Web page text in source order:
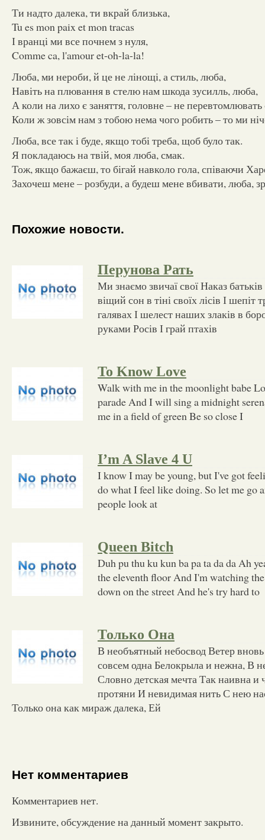
Ти надто далека, ти вкрай близька,
Tu es mon paix et mon tracas
І вранці ми все почнем з нуля,
Comme ca, l'amour et-oh-la-la!
Люба, ми нероби, й це не лінощі, а стиль, люба,
Навіть на плювання в стелю нам шкода зусилль, люба,
А коли на лихо є заняття, головне – не перевтомлювать
Коли ж зовсім нам з тобою нема чого робить – то ми
Люба, все так і буде, якщо тобі треба, щоб було так.
Я покладаюсь на твій, моя люба, смак.
Тож, якщо бажаєш, то бігай навколо гола, співаючи
Захочеш мене – розбуди, а будеш мене вбивати, люба,
Похожие новости.
Перунова Рать
Ми знаємо звичаї свої Наказ батьків
віщий сон в тіні своїх лісів І шепіт
галявах І шелест наших злаків в
руками Росів І грай птахів
To Know Love
Walk with me in the moonlight babe
parade And I will sing a midnight
me in a field of green Be so close I
I’m A Slave 4 U
I know I may be young, but I've got
do what I feel like doing. So let me go
people look at
Queen Bitch
Duh pu thu ku kun ba pa ta da da Ah
the eleventh floor And I'm watching
down on the street And he's try hard to
Только Она
В необъятный небосвод Ветер
совсем одна Белокрыла и нежна, В
Словно детская мечта Так наивна
протяни И невидимая нить С нею
Только она как мираж далека, Ей
Нет комментариев
Комментариев нет.
Извините, обсуждение на данный момент закрыто.